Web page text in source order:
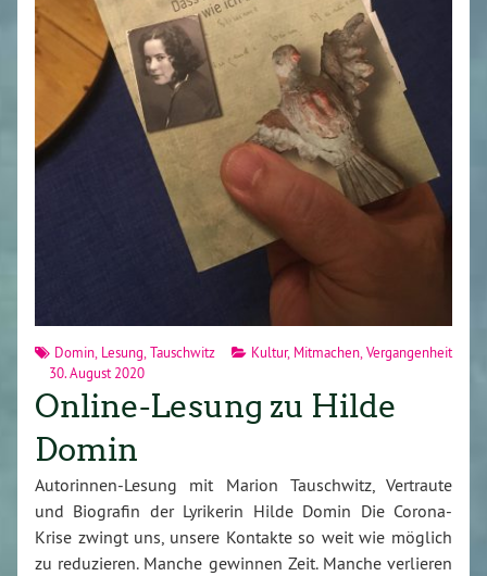
Domin Lesung ,Tauschwitz Kultur, Mitmachen,Vergangenheit
30. August 2020
Online-Lesung zu Hilde
Domin
Autorinnen-Lesung mit Marion Tauschwitz, Vertraute
und Biografin der Lyrikerin Hilde Domin Die Corona-
Krise zwingt uns, unsere Kontakte so weit wie möglich
zu reduzieren. Manche gewinnen Zeit. Manche verlieren